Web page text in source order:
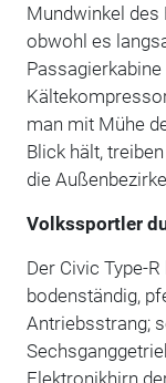
Mundwinkel des
obwohl es
man mit Mühe
Blick hält,
die
Volkssportler
Der Civic Type-
bodenständig,
Antriebsstrang;
Elektronikhirn